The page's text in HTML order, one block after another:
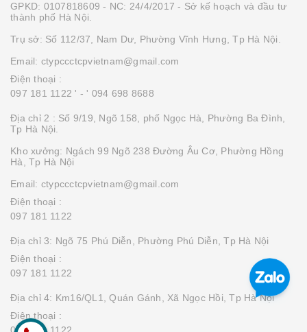
GPKD: 0107818609 - NC: 24/4/2017 - Sở kế hoạch và đầu tư
thành phố Hà Nội.
Trụ sở: Số 112/37, Nam Dư, Phường Vĩnh Hưng, Tp Hà Nội.
Email: ctypccctcpvietnam@gmail.com
Điện thoại :
097 181 1122 ' - ' 094 698 8688
Địa chỉ 2 : Số 9/19, Ngõ 158, phố Ngọc Hà, Phường Ba Đình,
Tp Hà Nội.
Kho xưởng: Ngách 99 Ngõ 238 Đường Âu Cơ, Phường Hồng
Hà, Tp Hà Nội
Email: ctypccctcpvietnam@gmail.com
Điện thoại :
097 181 1122
Địa chỉ 3: Ngõ 75 Phú Diễn, Phường Phú Diễn, Tp Hà Nội
Điện thoại :
097 181 1122
Địa chỉ 4: Km16/QL1, Quán Gánh, Xã Ngọc Hồi, Tp Hà Nội
Điện thoại :